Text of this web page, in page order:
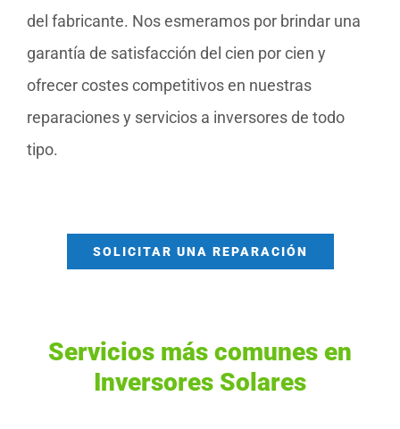
del fabricante. Nos esmeramos por brindar una
garantía de satisfacción del cien por cien y
ofrecer costes competitivos en nuestras
reparaciones y servicios a inversores de todo
tipo.
SOLICITAR UNA REPARACIÓN
Servicios más comunes en
Inversores Solares